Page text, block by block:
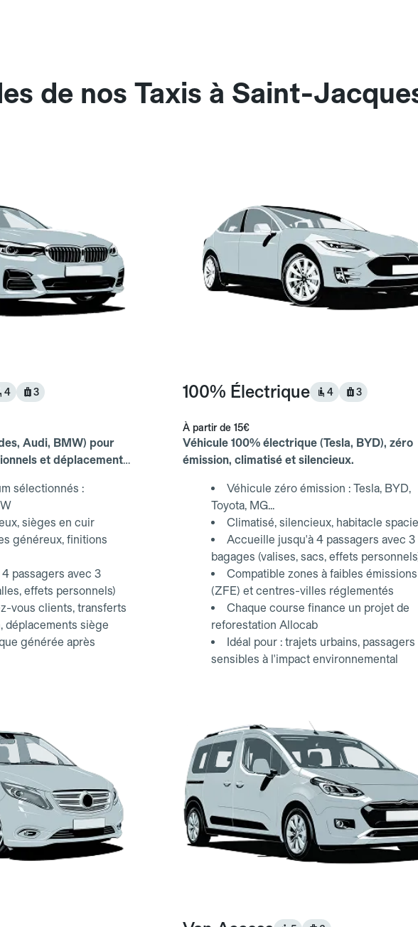
de nos Taxis à Saint-
4 3
Audi, BMW) pour
et déplacements
sélectionnés :
sièges en cuir
généreux, finitions
passagers avec 3
effets personnels)
vous clients, transferts
déplacements siège
générée après
100% Électrique 4 3
À partir de 15€
Véhicule 100% électrique (Tesla, BYD), zéro
émission, climatisé et silencieux.
Véhicule zéro émission : Tesla, BYD,
Toyota, MG...
Climatisé, silencieux, habitacle
Accueille jusqu'à 4 passagers avec 3
bagages (valises, sacs, effets
Compatible zones à faibles émissions
(ZFE) et centres-villes réglementés
Chaque course finance un projet de
reforestation Allocab
Idéal pour : trajets urbains, passagers
sensibles à l'impact environnemental